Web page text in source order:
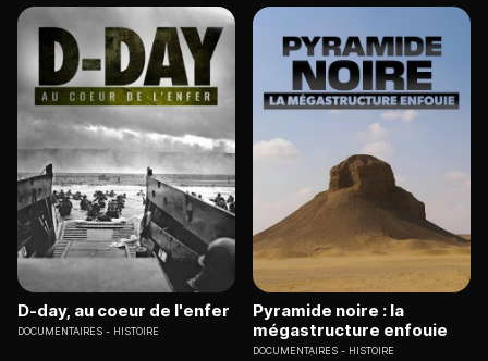
D-day, au coeur de l'enfer
DOCUMENTAIRES HISTOIRE
Pyramide noire : la
mégastructure enfouie
DOCUMENTAIRES HISTOIRE